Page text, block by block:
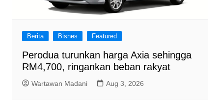
Berita Bisnes Featured
Perodua turunkan harga Axia sehingga
RM4,700, ringankan beban rakyat
Wartawan Madani Aug 3, 2026